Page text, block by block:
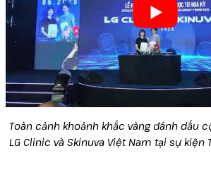
Toàn cảnh khoảnh khắc vàng đánh dấu
LG Clinic và Skinuva Việt Nam tại sự kiện